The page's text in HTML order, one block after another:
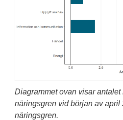
Diagrammet ovan visar antalet
näringsgren vid början av april
näringsgren.